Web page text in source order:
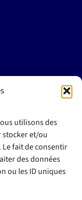
utilisons des
stocker et/ou
fait de consentir
des données
ou les ID uniques